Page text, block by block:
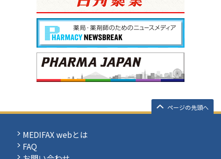
ページの先頭へ
MEDIFAX webとは
FAQ